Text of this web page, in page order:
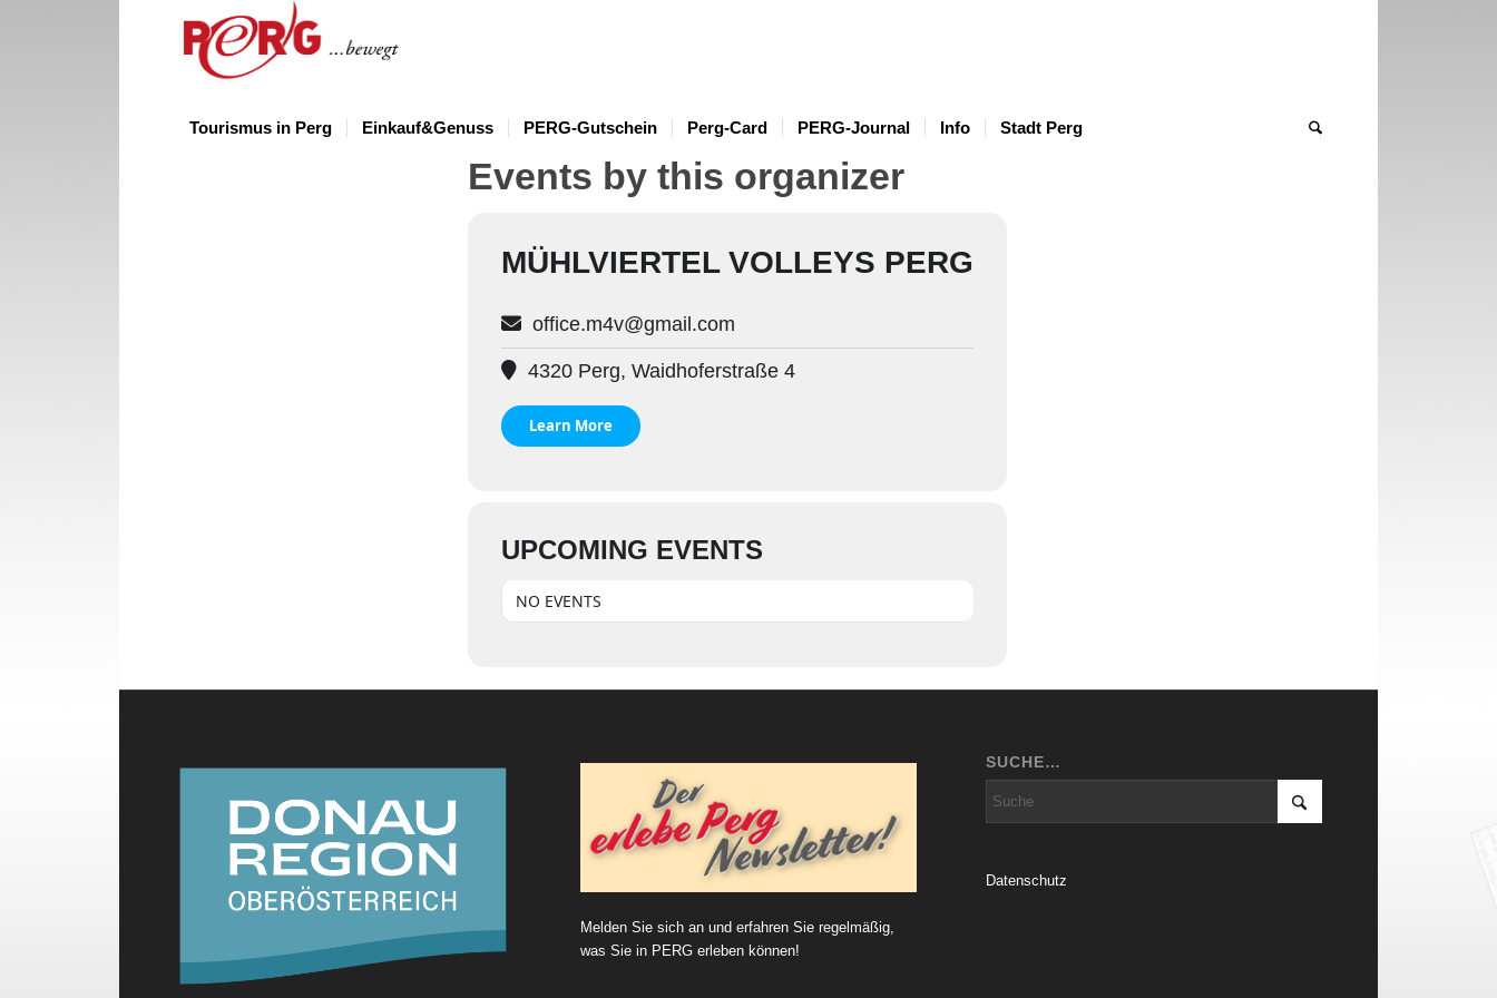
Tourismus in Perg Einkauf&Genuss PERG-Gutschein Perg-Card PERG-Journal Info Stadt Perg
Events by this organizer
MÜHLVIERTEL VOLLEYS PERG
office.m4v@gmail.com
4320 Perg, Waidhoferstraße 4
Learn More
UPCOMING EVENTS
NO EVENTS
Melden Sie sich an und erfahren Sie regelmäßig,
was Sie in PERG erleben können!
SUCHE…
Datenschutz